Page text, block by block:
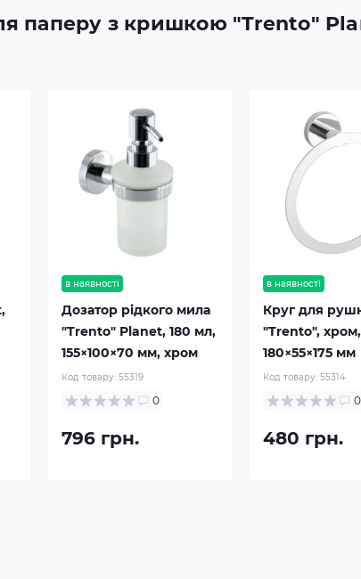
паперу з кришкою "Trento"
в наявності
Дозатор рідкого мила
"Trento" Planet, 180 мл,
155×100×70 мм, хром
Код товару: 55319
0
796 грн.
в наявності
Круг для
"Trento", хром,
180×55×175 мм
Код товару:55314
0
480 грн.